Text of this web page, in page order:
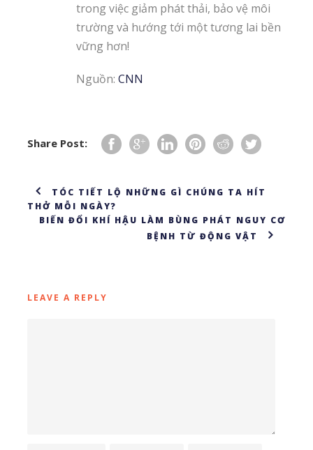
trong việc giảm phát thải, bảo vệ môi
trường và hướng tới một tương lai bền
vững hơn!
Nguồn: CNN
Share Post:
TÓC TIẾT LỘ NHỮNG GÌ CHÚNG TA HÍT
THỞ MỖI NGÀY?
BIẾN ĐỔI KHÍ HẬU LÀM BÙNG PHÁT NGUY CƠ
BỆNH TỪ ĐỘNG VẬT
LEAVE A REPLY